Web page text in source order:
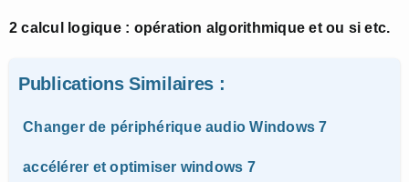
2 calcul logique : opération algorithmique et ou si etc.
Publications Similaires :
Changer de périphérique audio Windows 7
accélérer et optimiser windows 7